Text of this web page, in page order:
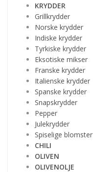
KRYDDER
Grillkrydder
Norske krydder
Indiske krydder
Tyrkiske krydder
Eksotiske mikser
Franske krydder
Italienske krydder
Spanske krydder
Snapskrydder
Pepper
Julekrydder
Spiselige blomster
CHILI
OLIVEN
OLIVENOLJE